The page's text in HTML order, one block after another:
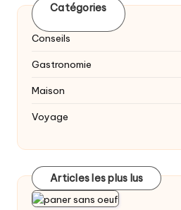
Catégories
Conseils
Gastronomie
Maison
Voyage
Articles les plus lus